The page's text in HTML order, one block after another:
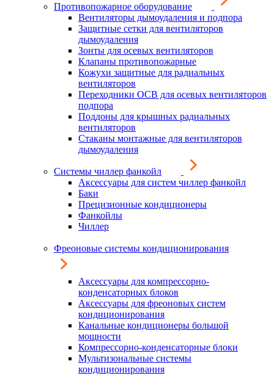
Противопожарное оборудование
Вентиляторы дымоудаления и подпора
Защитные сетки для вентиляторов
дымоудаления
Зонты для осевых вентиляторов
Клапаны противопожарные
Кожухи защитные для радиальных
вентиляторов
Переходники ОСВ для осевых вентиляторов
подпора
Поддоны для крышных радиальных
вентиляторов
Стаканы монтажные для вентиляторов
дымоудаления
Системы чиллер фанкойл
Аксессуары для систем чиллер фанкойл
Баки
Прецизионные кондиционеры
Фанкойлы
Чиллер
Фреоновые системы кондиционирования
Аксессуары для компрессорно-
конденсаторных блоков
Аксессуары для фреоновых систем
кондиционирования
Канальные кондиционеры большой
мощности
Компрессорно-конденсаторные блоки
Мультизональные системы
кондиционирования